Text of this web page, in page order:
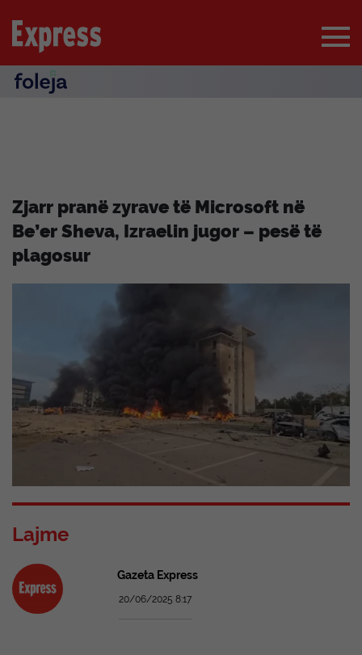
Zjarr pranë zyrave të Microsoft në
Be’er Sheva, Izraelin jugor – pesë të
plagosur
Lajme
Gazeta Express
20/06/2025 8:17